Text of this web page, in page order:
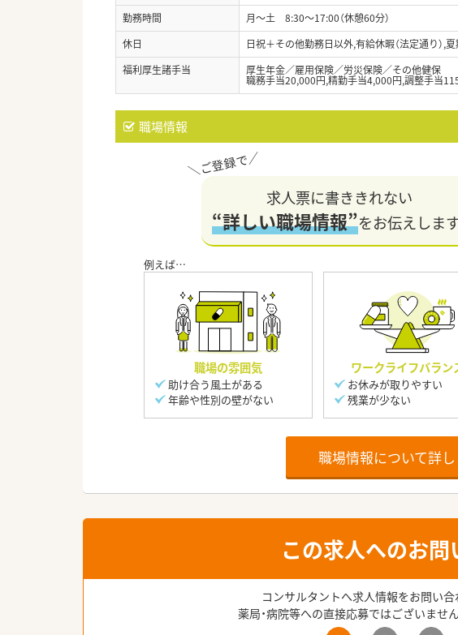
勤務時間
月～土 8:30～17:00（休憩60分）
休日
日祝＋その他勤務日以外,有給休暇（法定通り）,
福利厚生諸手当
厚生年金／雇用保険／労災保険／その他健保
職務手当20,000円,精勤手当4,000円,調整手当
職場情報
求人票に書ききれない
“詳しい職場情報”をお伝えします
職場の雰囲気
助け合う風土がある
年齢や性別の壁がない
ワークライフバラン
お休みが取りやすい
残業が少ない
職場情報について詳し
この求人へのお問
コンサルタントへ求人情報をお問い合
薬局・病院等への直接応募ではございませ